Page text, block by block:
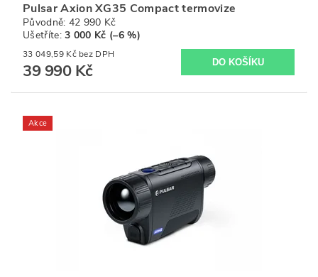
Pulsar Axion XG35 Compact termovize
Původně: 42 990 Kč
Ušetříte:3 000 Kč (–6 %)
33 049,59 Kč bez DPH
39 990 Kč
Akce